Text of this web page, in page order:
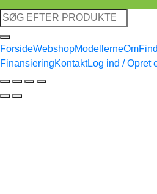
Søg
efter:
ForsideWebshopModellerneOm
FinansieringKontaktLog ind / Opret